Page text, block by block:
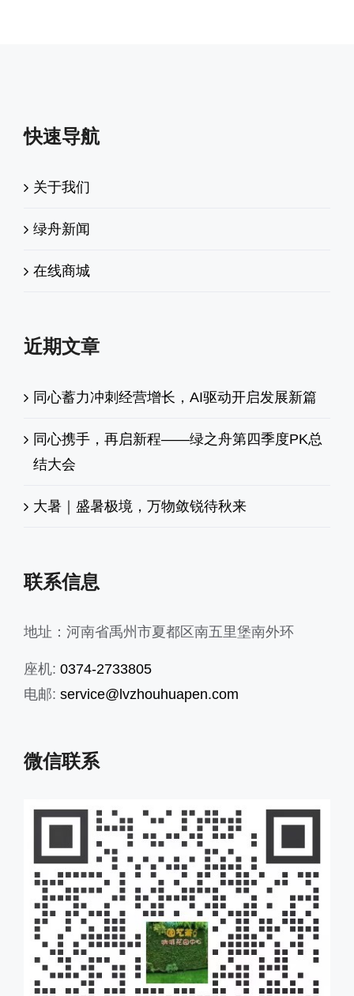
快速导航
关于我们
绿舟新闻
在线商城
近期文章
同心蓄力冲刺经营增长，AI驱动开启发展新篇
同心携手，再启新程——绿之舟第四季度PK总
结大会
大暑｜盛暑极境，万物敛锐待秋来
联系信息
地址：河南省禹州市夏都区南五里堡南外环
座机: 0374-2733805
电邮: service@lvzhouhuapen.com
微信联系